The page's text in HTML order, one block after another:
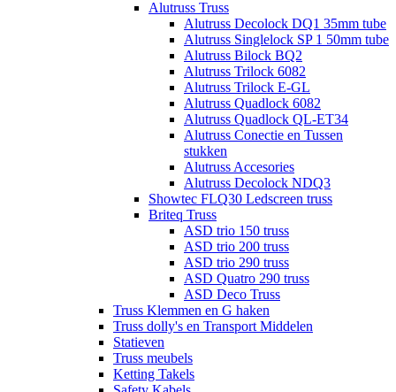
Alutruss Truss
Alutruss Decolock DQ1 35mm tube
Alutruss Singlelock SP 1 50mm tube
Alutruss Bilock BQ2
Alutruss Trilock 6082
Alutruss Trilock E-GL
Alutruss Quadlock 6082
Alutruss Quadlock QL-ET34
Alutruss Conectie en Tussen
stukken
Alutruss Accesories
Alutruss Decolock NDQ3
Showtec FLQ30 Ledscreen truss
Briteq Truss
ASD trio 150 truss
ASD trio 200 truss
ASD trio 290 truss
ASD Quatro 290 truss
ASD Deco Truss
Truss Klemmen en G haken
Truss dolly's en Transport Middelen
Statieven
Truss meubels
Ketting Takels